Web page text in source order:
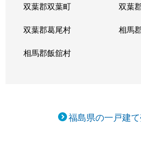
双葉郡双葉町 双葉
双葉郡葛尾村 相馬
相馬郡飯舘村
福島県の一戸建